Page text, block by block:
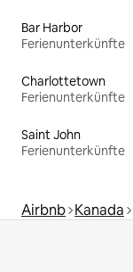
Bar Harbor
Ferienunterkünfte
Charlottetown
Ferienunterkünfte
Saint John
Ferienunterkünfte
Airbnb Kanada